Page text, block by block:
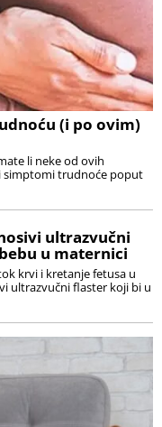
(i po ovim)
li neke od ovih
simptomi trudnoće poput
nosivi ultrazvučni
u maternici
krvi i kretanje fetusa u
ultrazvučni flaster koji bi u